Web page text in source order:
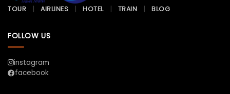
TOUR AIRLINES HOTEL TRAIN BLOG
FOLLOW US
instagram
facebook